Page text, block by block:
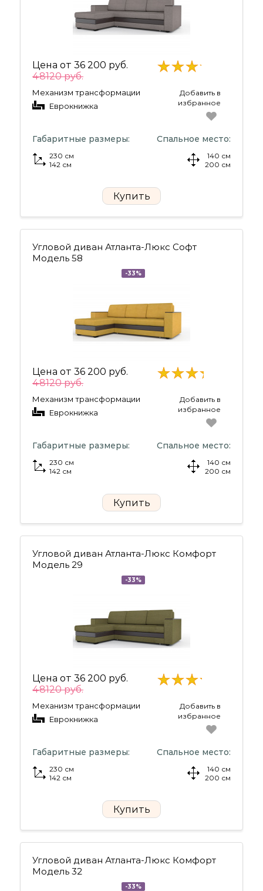
Цена от 36 200 руб.
48120 руб.
Механизм трансформации
Еврокнижка
Добавить в
избранное
Габаритные размеры:
230 см
142 см
Спальное место:
140 см
200 см
Купить
Угловой диван Атланта-Люкс Софт
Модель 58
-33%
Цена от 36 200 руб.
48120 руб.
Механизм трансформации
Еврокнижка
Добавить в
избранное
Габаритные размеры:
230 см
142 см
Спальное место:
140 см
200 см
Купить
Угловой диван Атланта-Люкс Комфорт
Модель 29
-33%
Цена от 36 200 руб.
48120 руб.
Механизм трансформации
Еврокнижка
Добавить в
избранное
Габаритные размеры:
230 см
142 см
Спальное место:
140 см
200 см
Купить
Угловой диван Атланта-Люкс Комфорт
Модель 32
-33%